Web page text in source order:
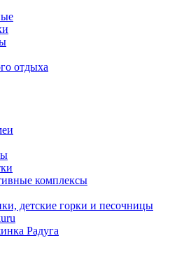
отдыха
комплексы
детские горки и песочницы
Радуга